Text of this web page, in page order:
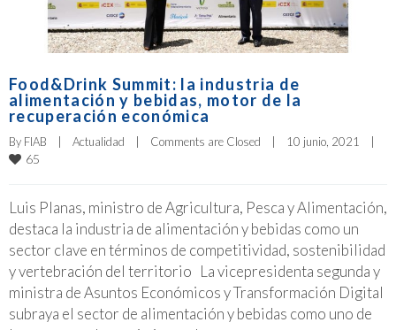
Food&Drink Summit: la industria de
alimentación y bebidas, motor de la
recuperación económica
By FIAB Actualidad Comments are Closed 10 junio, 2021
65
Luis Planas, ministro de Agricultura, Pesca y Alimentación,
destaca la industria de alimentación y bebidas como un
sector clave en términos de competitividad, sostenibilidad
y vertebración del territorio La vicepresidenta segunda y
ministra de Asuntos Económicos y Transformación Digital
subraya el sector de alimentación y bebidas como uno de